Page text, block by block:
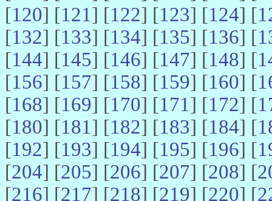
[120] [121] [122] [123] [124] [
[132] [133] [134] [135] [136] [
[144] [145] [146] [147] [148] [
[156] [157] [158] [159] [160] [
[168] [169] [170] [171] [172] [
[180] [181] [182] [183] [184] [
[192] [193] [194] [195] [196] [
[204] [205] [206] [207] [208] [
[216] [217] [218] [219] [220] [